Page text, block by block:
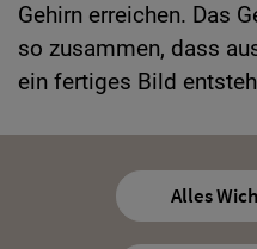
Gehirn erreichen. Das
so zusammen, dass
ein fertiges Bild
Alles